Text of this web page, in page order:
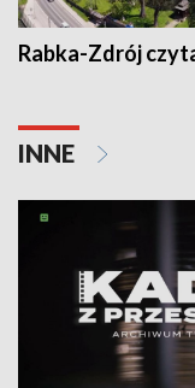
Rabka-Zdrój
INNE